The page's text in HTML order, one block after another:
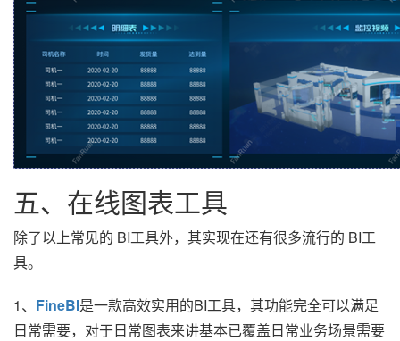
五、在线图表工具
除了以上常见的 BI工具外，其实现在还有很多流行的 BI工
具。
1、 FineBI是一款高效实用的BI工具，其功能完全可以满足
日常需要，对于日常图表来讲基本已覆盖日常业务场景需要